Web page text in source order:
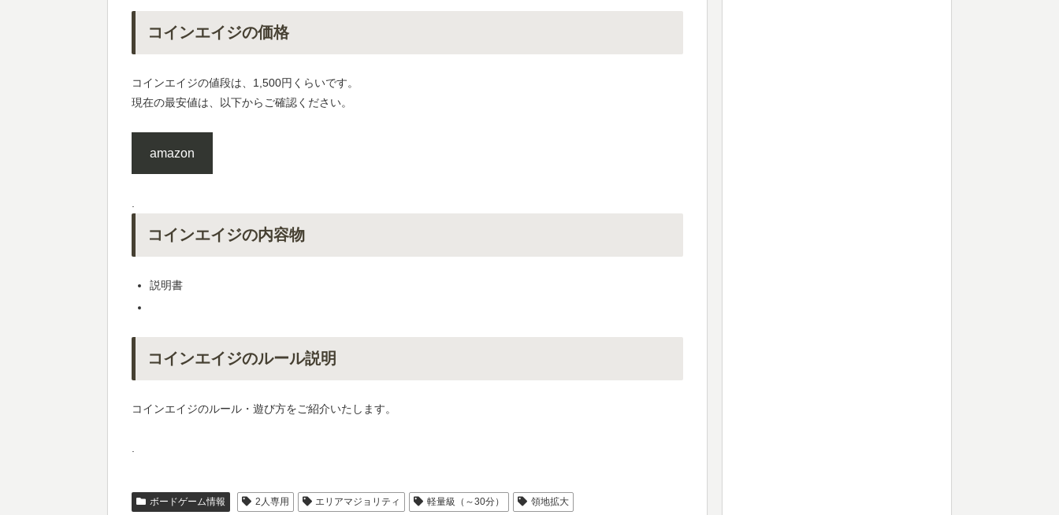
コインエイジの価格
コインエイジの値段は、1,500円くらいです。
現在の最安値は、以下からご確認ください。
amazon
.
コインエイジの内容物
説明書
コインエイジのルール説明
コインエイジのルール・遊び方をご紹介いたします。
.
ボードゲーム情報 2人専用 エリアマジョリティ 軽量級（～30分） 領地拡大